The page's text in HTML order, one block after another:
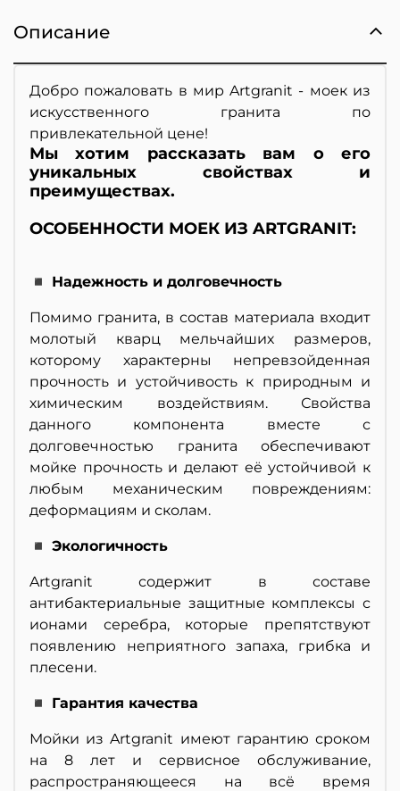
Описание
Добро пожаловать в мир Artgranit - моек из
искусственного гранита по
привлекательной цене!
Мы хотим рассказать вам о его
уникальных свойствах и
преимуществах.
ОСОБЕННОСТИ МОЕК ИЗ ARTGRANIT:
◾ Надежность и долговечность
Помимо гранита, в состав материала входит
молотый кварц мельчайших размеров,
которому характерны непревзойденная
прочность и устойчивость к природным и
химическим воздействиям. Свойства
данного компонента вместе с
долговечностью гранита обеспечивают
мойке прочность и делают её устойчивой к
любым механическим повреждениям:
деформациям и сколам.
◾ Экологичность
Artgranit содержит в составе
антибактериальные защитные комплексы с
ионами серебра, которые препятствуют
появлению неприятного запаха, грибка и
плесени.
◾ Гарантия качества
Мойки из Artgranit имеют гарантию сроком
на 8 лет и сервисное обслуживание,
распространяющееся на всё время